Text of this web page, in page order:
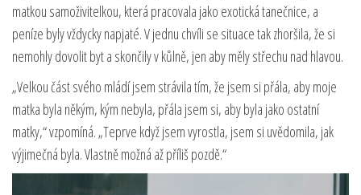
matkou samoživitelkou, která pracovala jako exotická tanečnice, a
peníze byly vždycky napjaté. V jednu chvíli se situace tak zhoršila, že si
nemohly dovolit byt a skončily v kůlně, jen aby měly střechu nad hlavou.
„Velkou část svého mládí jsem strávila tím, že jsem si přála, aby moje
matka byla někým, kým nebyla, přála jsem si, aby byla jako ostatní
matky,“ vzpomíná. „Teprve když jsem vyrostla, jsem si uvědomila, jak
výjimečná byla. Vlastně možná až příliš pozdě.“